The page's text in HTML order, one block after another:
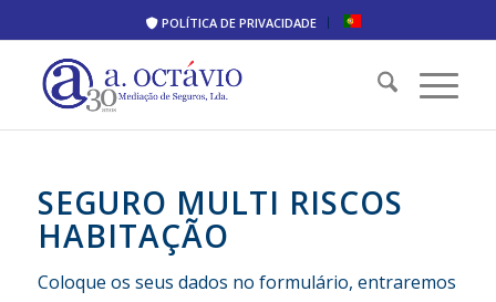
POLÍTICA DE PRIVACIDADE
SEGURO MULTI RISCOS
HABITAÇÃO
Coloque os seus dados no formulário, entraremos